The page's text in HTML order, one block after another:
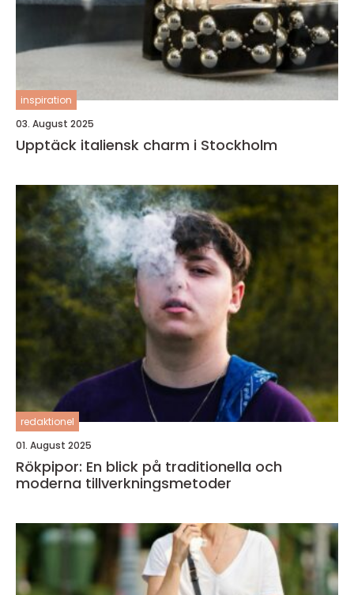
inspiration
03. August 2025
Upptäck italiensk charm i Stockholm
redaktionel
01. August 2025
Rökpipor: En blick på traditionella och
moderna tillverkningsmetoder